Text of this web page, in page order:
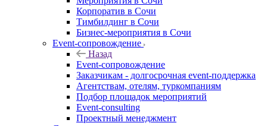
Корпоратив в Сочи
Тимбилдинг в Сочи
Бизнес-мероприятия в Сочи
Event-сопровождение
Назад
Event-сопровождение
Заказчикам - долгосрочная event-поддержка
Агентствам, отелям, туркомпаниям
Подбор площадок мероприятий
Event-consulting
Проектный менеджмент